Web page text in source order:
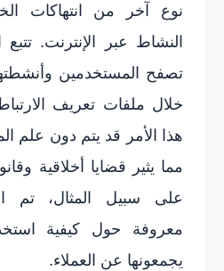
نوع آخر من انتهاكات
النشاط عبر الإنترنت.
تصفح المستخدمين
خلال ملفات تعريف
هذا الأمر قد يتم دون علم
مما يثير قضايا أخلاقية
على سبيل المثال، تم
معروفة حول كيفية
يجمعونها عن العملاء.